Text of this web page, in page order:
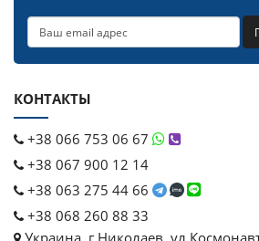
КОНТАКТЫ
+38 066 753 06 67
+38 067 900 12 14
+38 063 275 44 66
+38 068 260 88 33
Украина, г.Николаев,